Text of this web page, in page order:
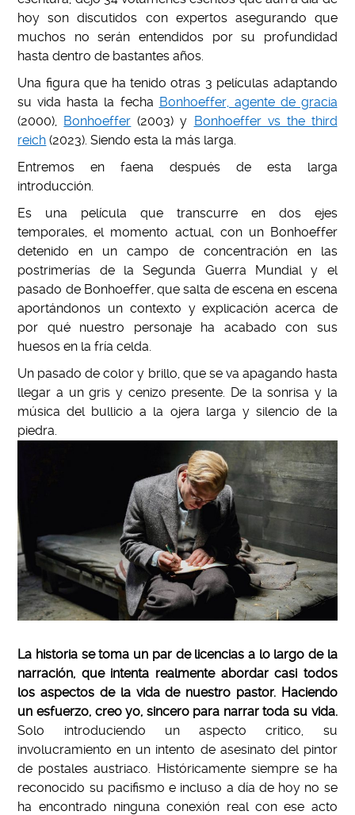
hoy son discutidos con expertos asegurando que
muchos no serán entendidos por su profundidad
hasta dentro de bastantes años.
Una figura que ha tenido otras 3 películas adaptando
su vida hasta la fecha Bonhoeffer, agente de gracia
(2000), Bonhoeffer (2003) y Bonhoeffer vs the third
reich (2023).Siendo esta la más larga.
Entremos en faena después de esta larga
introducción.
Es una película que transcurre en dos ejes
temporales, el momento actual, con un Bonhoeffer
detenido en un campo de concentración en las
postrimerías de la Segunda Guerra Mundial y el
pasado de Bonhoeffer, que salta de escena en escena
aportándonos un contexto y explicación acerca de
por qué nuestro personaje ha acabado con sus
huesos en la fría celda.
Un pasado de color y brillo, que se va apagando hasta
llegar a un gris y cenizo presente. De la sonrisa y la
música del bullicio a la ojera larga y silencio de la
piedra.
La historia se toma un par de licencias a lo largo de la
narración, que intenta realmente abordar casi todos
los aspectos de la vida de nuestro pastor. Haciendo
un esfuerzo, creo yo, sincero para narrar toda su vida.
Solo introduciendo un aspecto critico, su
involucramiento en un intento de asesinato del pintor
de postales austriaco. Históricamente siempre se ha
reconocido su pacifismo e incluso a día de hoy no se
ha encontrado ninguna conexión real con ese acto